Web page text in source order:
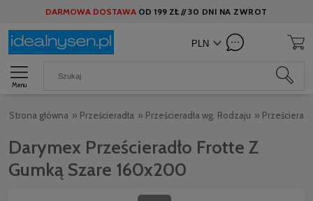
DARMOWA DOSTAWA OD 199 ZŁ //30 DNI NA ZWROT
Menu
Strona główna » Prześcieradła » Prześcieradła wg. Rodzaju »
Darymex Prześcieradło Frotte Z
Gumką Szare 160x200